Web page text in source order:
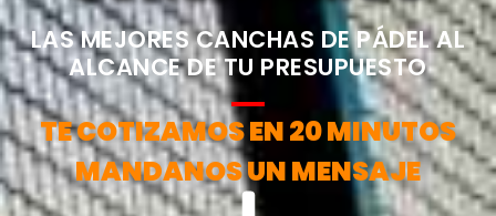
LAS MEJORES CANCHAS DE PÁDEL AL
ALCANCE DE TU PRESUPUESTO
TE COTIZAMOS EN 20 MINUTOS
MANDANOS UN MENSAJE